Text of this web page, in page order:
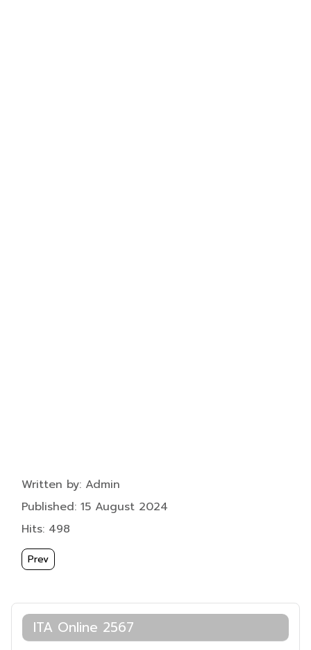
Details
Written by: Admin
Published: 15 August 2024
Hits: 498
Previous article: O33 : รายงานผลการดำเนินการป้องกันการทุจริตป
Prev
ITA Online 2567